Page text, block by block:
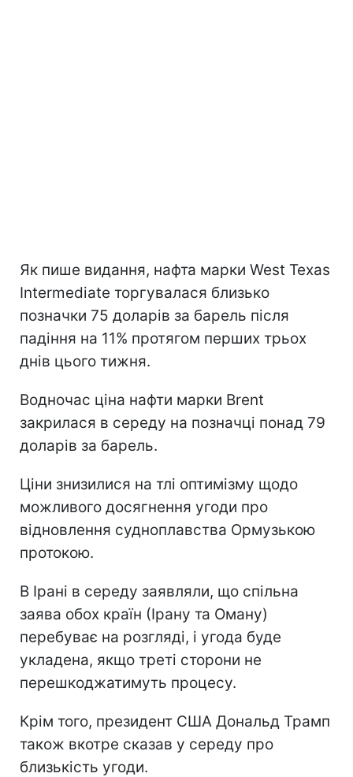
Як пише видання, нафта марки West Texas
Intermediate торгувалася близько
позначки 75 доларів за барель після
падіння на 11% протягом перших трьох
днів цього тижня.
Водночас ціна нафти марки Brent
закрилася в середу на позначці понад 79
доларів за барель.
Ціни знизилися на тлі оптимізму щодо
можливого досягнення угоди про
відновлення судноплавства Ормузькою
протокою.
В Ірані в середу заявляли, що спільна
заява обох країн (Ірану та Оману)
перебуває на розгляді, і угода буде
укладена, якщо треті сторони не
перешкоджатимуть процесу.
Крім того, президент США Дональд Трамп
також вкотре сказав у середу про
близькість угоди.